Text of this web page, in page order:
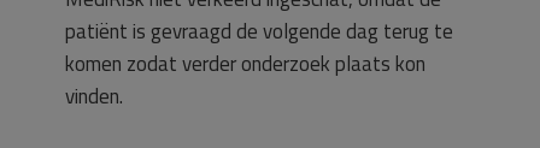
patiënt is gevraagd de volgende dag terug te
komen zodat verder onderzoek plaats kon
vinden.